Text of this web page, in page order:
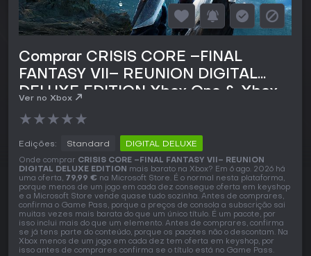
Comprar CRISIS CORE –FINAL
FANTASY VII– REUNION DIGITAL
DELUXE EDITION Xbox One & Xbox
Ver no Xbox
★★★★★
Edições: Standard DIGITAL DELUXE
Onde comprar CRISIS CORE –FINAL FANTASY VII– REUNION
DIGITAL DELUXE EDITION mais barato na Xbox? Em 6 ago. 2026 há
uma oferta, 79,99 € na Microsoft Store. É o normal nesta plataforma,
porque menos de um jogo em cada dez consegue oferta em keyshop
e a Microsoft Store vende quase tudo sozinha. Antes de comprares,
confirma o Game Pass, porque a preços de consola a subscrição sai
muitas vezes mais barata do que um único título. É um pacote, por
isso inclui mais do que um elemento. Antes de comprares, confirma
se já tens parte do conteúdo, porque os pacotes não o descontam. Na
Xbox menos de um jogo em cada dez tem oferta em keyshop, por
isso antes de comprares confirma se o título está no Game Pass.